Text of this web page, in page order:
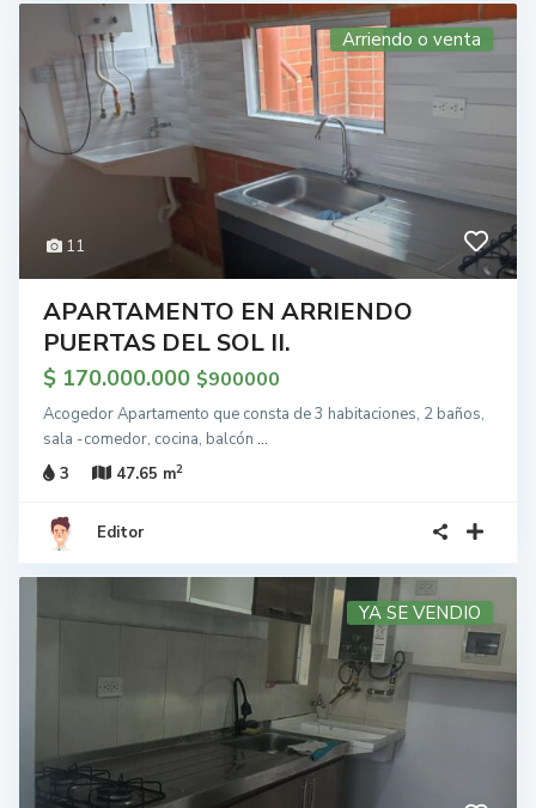
11
Arriendo o venta
APARTAMENTO EN ARRIENDO
PUERTAS DEL SOL II.
$ 170.000.000 $900000
Acogedor Apartamento que consta de 3 habitaciones, 2 baños,
sala -comedor, cocina, balcón ...
3
47.65 m2
Editor
YA SE VENDIO